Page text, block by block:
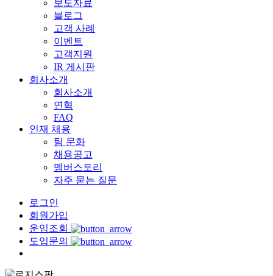
보도자료
블로그
고객 사례
이벤트
고객지원
IR 게시판
회사소개
회사소개
연혁
FAQ
인재 채용
팀 문화
채용공고
멤버스토리
자주 묻는 질문
로그인
회원가입
운임조회
도입문의